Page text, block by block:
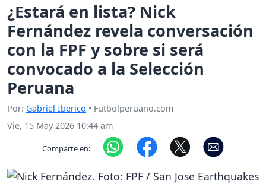
¿Estará en lista? Nick
Fernández revela conversación
con la FPF y sobre si será
convocado a la Selección
Peruana
Por: Gabriel Iberico • Futbolperuano.com
Vie, 15 May 2026 10:44 am
Comparte en: